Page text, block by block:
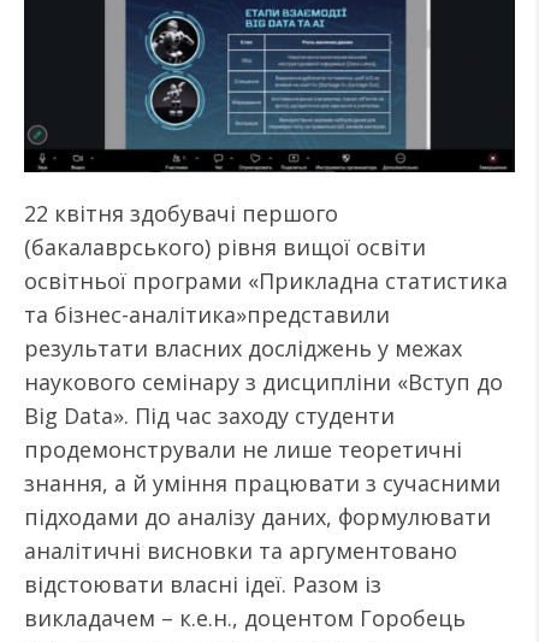
22 квітня здобувачі першого
(бакалаврського) рівня вищої освіти
освітньої програми «Прикладна статистика
та бізнес-аналітика»представили
результати власних досліджень у межах
наукового семінару з дисципліни «Вступ до
Big Data». Під час заходу студенти
продемонстрували не лише теоретичні
знання, а й уміння працювати з сучасними
підходами до аналізу даних, формулювати
аналітичні висновки та аргументовано
відстоювати власні ідеї. Разом із
викладачем – к.е.н., доцентом Горобець